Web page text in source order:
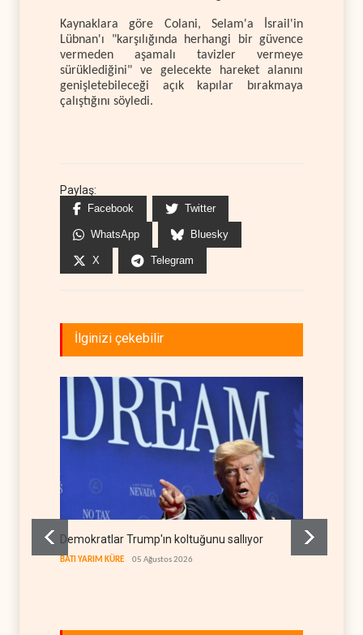
Kaynaklara göre Colani, Selam'a İsrail'in
Lübnan'ı "karşılığında herhangi bir güvence
vermeden aşamalı tavizler vermeye
sürüklediğini" ve gelecekte hareket alanını
genişletebileceği açık kapılar bırakmaya
çalıştığını söyledi.
Paylaş:
Facebook Twitter
WhatsApp Bluesky
X Telegram
İlginizi çekebilir
Demokratlar Trump'ın koltuğunu sallıyor
BATI YARIM KÜRE 05 Ağustos 2026